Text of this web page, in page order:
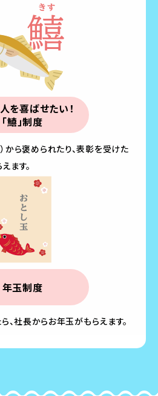
を喜ばせたい！
「鱚」制度
から褒められたり、表彰を受けた
ます。
年玉制度
、社長からお年玉がもらえます。